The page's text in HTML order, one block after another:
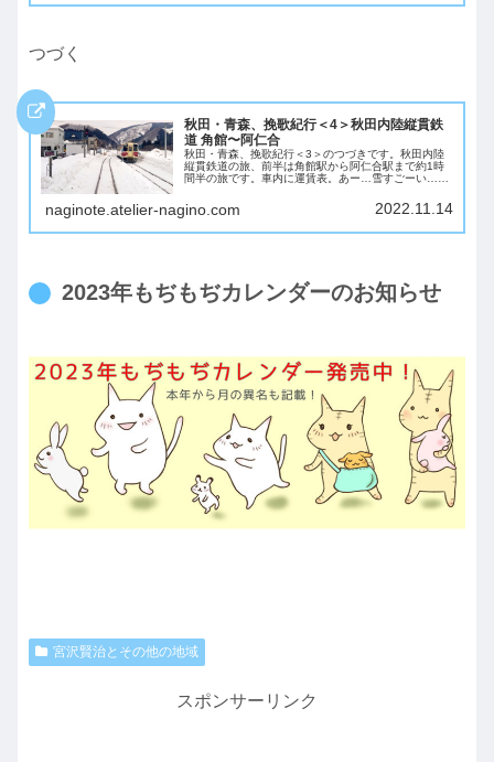
つづく
秋田・青森、挽歌紀行＜4＞秋田内陸縦貫鉄
道 角館〜阿仁合
秋田・青森、挽歌紀行＜3＞のつづきです。秋田内陸
縦貫鉄道の旅、前半は角館駅から阿仁合駅まで約1時
間半の旅です。車内に運賃表。あー…雪すごーい…疲
までの都心の景色が一変して、遠くに来たなと実感
し...
naginote.atelier-nagino.com 2022.11.14
2023年もぢもぢカレンダーのお知らせ
宮沢賢治とその他の地域
スポンサーリンク